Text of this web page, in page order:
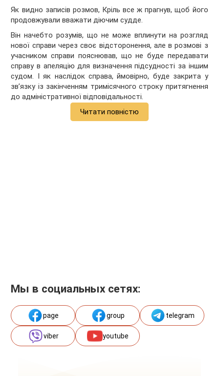
Як видно записів розмов, Кріль все ж прагнув, щоб його
продовжували вважати діючим судде.
Він начебто розумів, що не може вплинути на розгляд
нової справи через своє відсторонення, але в розмові з
учасником справи пояснював, що не буде передавати
справу в апеляцію для визначення підсудності за іншим
судом. І як наслідок справа, ймовірно, буде закрита у
звʼязку із закінченням тримісячного строку притягнення
до адміністративної відповідальності.
Читати повністю
Мы в социальных сетях:
page group telegram
viber youtube